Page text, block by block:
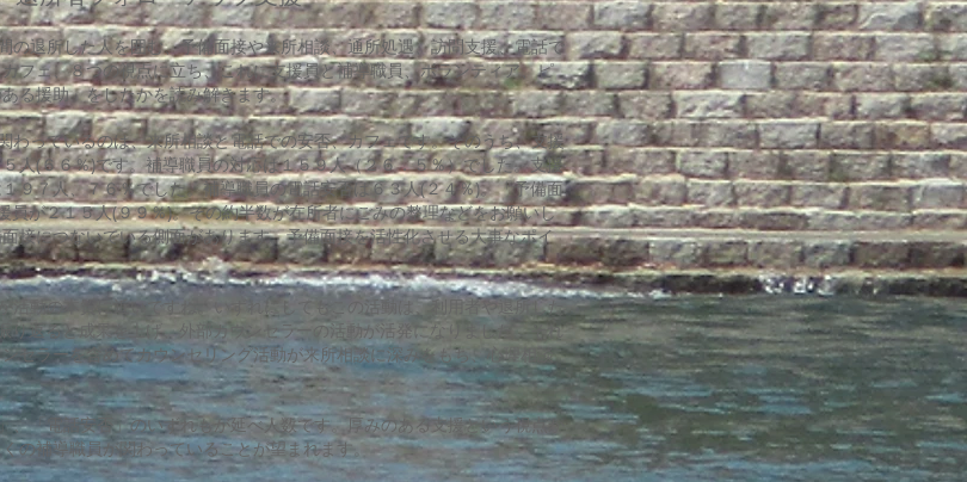
退所した人を囲む、予備面接や来所相談、通所処遇、訪問支援、電話で
フェ、８つの視点に立ち、これに支援員と補導職員、ボランティア、ピ
る援助」をしたかを読み解きます。
っているのは、来所相談と電話での安否、カフェです。そのうち、支援
人(６６％)です。補導職員の対応は１５９人（２６．５％）でした。支援
９７人、７６％でした。補導職員の電話安否は６３人(２４％)。「予備面
員が２１５人(９９％)。その約半数が在所者にごみの整理などをお願いし
接につないでいる側面があります。予備面接を活性化させる大事なポイ
動の本質に近いですね。いずれにしてもこの活動は、利用者や退所した
り返ると成果を上げ、外部カウンセラーの活動が活発になりました。それ
セラーを含めてカウンセリング活動が来所相談に深みをもち、心理相談
「電話安否」のいずれもが延べ人数です。厚みのある支援という視点か
の補導職員が関わっていることが望まれます。